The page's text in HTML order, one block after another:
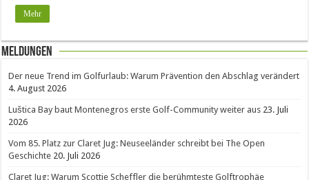
Mehr
Meldungen
Der neue Trend im Golfurlaub: Warum Prävention den Abschlag verändert
4. August 2026
Luštica Bay baut Montenegros erste Golf-Community weiter aus 23. Juli
2026
Vom 85. Platz zur Claret Jug: Neuseeländer schreibt bei The Open
Geschichte 20. Juli 2026
Claret Jug: Warum Scottie Scheffler die berühmteste Golftrophäe